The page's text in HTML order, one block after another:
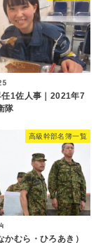
1佐人事｜2021年7
隊
高級幹部名簿一覧
かむら・ひろあき）